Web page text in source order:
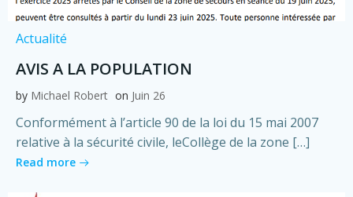
Actualité
AVIS A LA POPULATION
by Michael Robert on Juin 26
Conformément à l’article 90 de la loi du 15 mai 2007
relative à la sécurité civile, leCollège de la zone […]
Read more